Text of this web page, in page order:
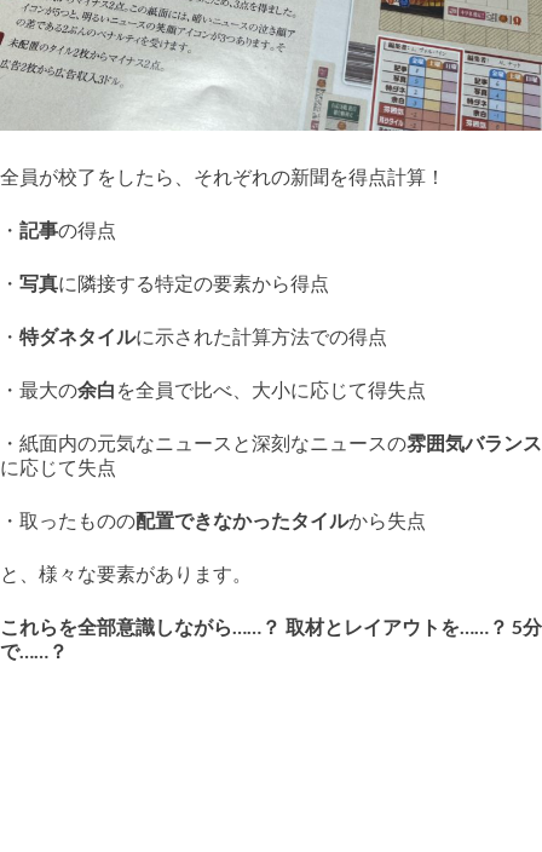
全員が校了をしたら、それぞれの新聞を得点計算！
・ 記事の得点
・ 写真に隣接する特定の要素から得点
・ 特ダネタイルに示された計算方法での得点
・最大の余白 を全員で比べ、大小に応じて得失点
・紙面内の元気なニュースと深刻なニュースの雰囲気バランス
に応じて失点
・取ったものの配置できなかったタイルから失点
と、様々な要素があります。
これらを全部意識しながら……？ 取材とレイアウトを……？ 5分
で……？